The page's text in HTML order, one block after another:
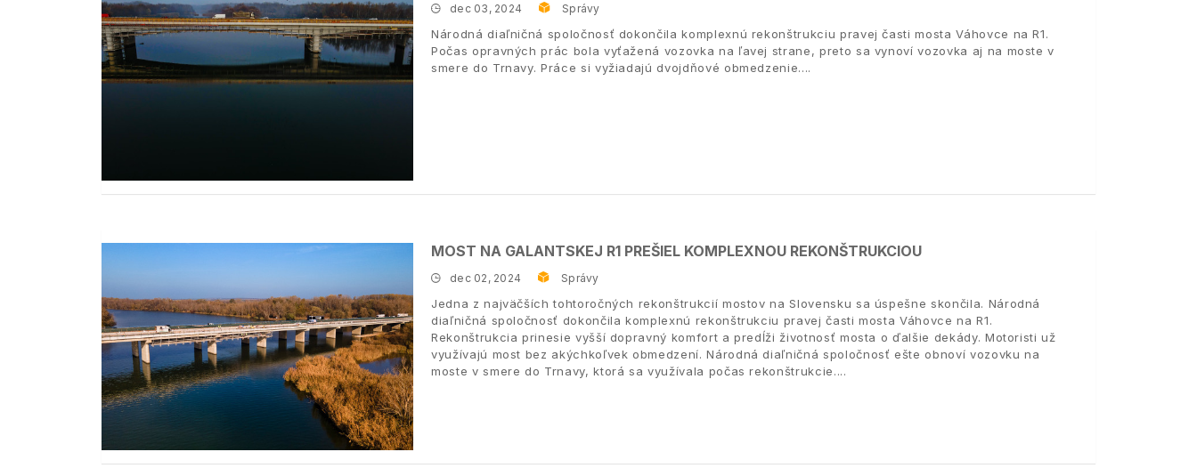
dec 03, 2024 Správy
Národná diaľničná spoločnosť dokončila komplexnú rekonštrukciu pravej časti mosta Váhovce na R1.
Počas opravných prác bola vyťažená vozovka na ľavej strane, preto sa vynoví vozovka aj na moste v
smere do Trnavy. Práce si vyžiadajú dvojdňové obmedzenie.
MOST NA GALANTSKEJ R1 PREŠIEL KOMPLEXNOU REKONŠTRUKCIOU
dec 02, 2024 Správy
Jedna z najväčších tohtoročných rekonštrukcií mostov na Slovensku sa úspešne skončila. Národná
diaľničná spoločnosť dokončila komplexnú rekonštrukciu pravej časti mosta Váhovce na R1.
Rekonštrukcia prinesie vyšší dopravný komfort a predĺži životnosť mosta o ďalšie dekády. Motoristi už
využívajú most bez akýchkoľvek obmedzení. Národná diaľničná spoločnosť ešte obnoví vozovku na
moste v smere do Trnavy, ktorá sa využívala počas rekonštrukcie.